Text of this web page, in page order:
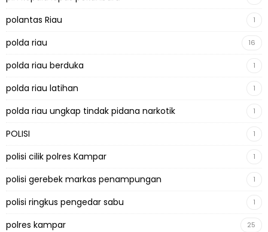
polantas Riau 1
polda riau 16
polda riau berduka 1
polda riau latihan 1
polda riau ungkap tindak pidana narkotik 1
POLISI 1
polisi cilik polres Kampar 1
polisi gerebek markas penampungan 1
polisi ringkus pengedar sabu 1
polres kampar 25